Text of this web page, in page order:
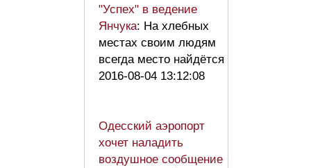
"Успех" в ведение
Янчука: На хлебных
местах своим людям
всегда место найдётся
2016-08-04 13:12:08
Одесский аэропорт
хочет наладить
воздушное сообщение